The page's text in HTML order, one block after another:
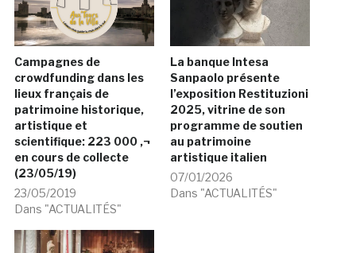
Campagnes de
crowdfunding dans les
lieux français de
patrimoine historique,
artistique et
scientifique: 223 000 ‚¬
en cours de collecte
(23/05/19)
23/05/2019
Dans "ACTUALITÉS"
La banque Intesa
Sanpaolo présente
l’exposition Restituzioni
2025, vitrine de son
programme de soutien
au patrimoine
artistique italien
07/01/2026
Dans "ACTUALITÉS"